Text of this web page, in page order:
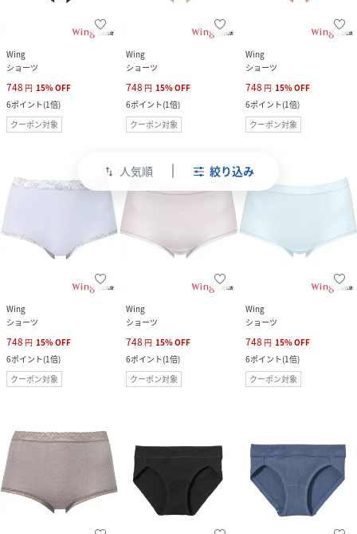
swap_vert 人気順 絞り込み
Wing
ショーツ
748 円 15%OFF
6ポイント(1倍)
クーポン対象
Wing
ショーツ
748 円 15%OFF
6ポイント(1倍)
クーポン対象
Wing
ショーツ
748 円 15%OFF
6ポイント(1倍)
クーポン対象
Wing
ショーツ
748 円 15%OFF
6ポイント(1倍)
クーポン対象
Wing
ショーツ
748 円 15%OFF
6ポイント(1倍)
クーポン対象
Wing
ショーツ
748 円 15%OFF
6ポイント(1倍)
クーポン対象